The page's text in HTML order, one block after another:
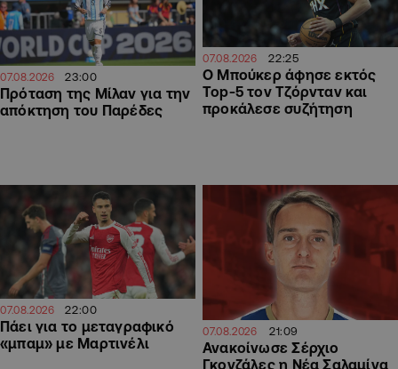
07.08.2026 23:00
Πρόταση της Μίλαν για την
απόκτηση του Παρέδες
07.08.2026 22:25
Ο Μπούκερ άφησε εκτός
Top-5 τον Τζόρνταν και
προκάλεσε συζήτηση
07.08.2026 22:00
Πάει για το μεταγραφικό
«μπαμ» με Μαρτινέλι
07.08.2026 21:09
Ανακοίνωσε Σέρχιο
Γκονζάλες η Νέα Σαλαμίνα